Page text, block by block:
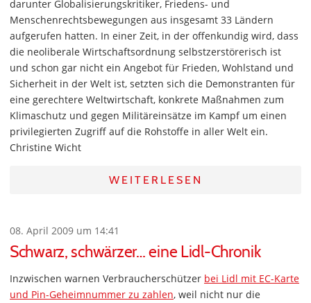
darunter Globalisierungskritiker, Friedens- und
Menschenrechtsbewegungen aus insgesamt 33 Ländern
aufgerufen hatten. In einer Zeit, in der offenkundig wird, dass
die neoliberale Wirtschaftsordnung selbstzerstörerisch ist
und schon gar nicht ein Angebot für Frieden, Wohlstand und
Sicherheit in der Welt ist, setzten sich die Demonstranten für
eine gerechtere Weltwirtschaft, konkrete Maßnahmen zum
Klimaschutz und gegen Militäreinsätze im Kampf um einen
privilegierten Zugriff auf die Rohstoffe in aller Welt ein.
Christine Wicht
WEITERLESEN
08. April 2009 um 14:41
Schwarz, schwärzer… eine Lidl-Chronik
Inzwischen warnen Verbraucherschützer bei Lidl mit EC-Karte
und Pin-Geheimnummer zu zahlen, weil nicht nur die